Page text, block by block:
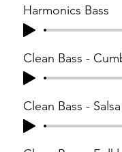
Harmonics Bass
Clean Bass -
Clean Bass -